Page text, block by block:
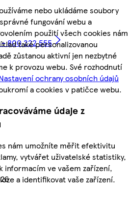
nebo ukládáme soubory
fungování webu a
použití všech cookies nám
také personalizovanou
zůstanou aktivní jen nezbytné
k provozu webu. Své rozhodnutí
ochrany osobních údajů
a cookies v patičce webu.
údaje z
nám umožníte měřit efektivitu
vytvářet uživatelské statistiky,
informacím ve vašem zařízení,
a identifikovat vaše zařízení.
800 222 555